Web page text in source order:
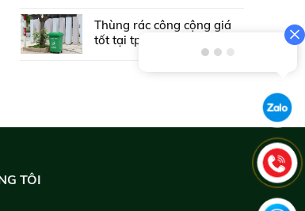
Thùng rác công cộng giá
tốt tại tpHCM
TÔI